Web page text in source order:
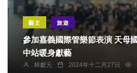
藝文 旅遊
參加嘉義國際管樂節表演 天母國小樂團先到高鐵台
中站暖身獻藝
林獻元 2024年十二月27日